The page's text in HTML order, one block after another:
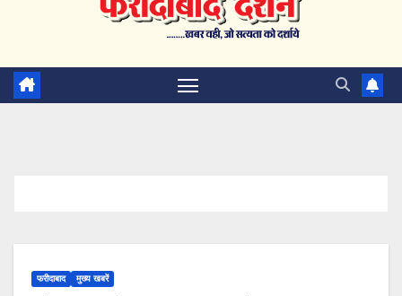
फरीदाबाद मुख्य खबरें